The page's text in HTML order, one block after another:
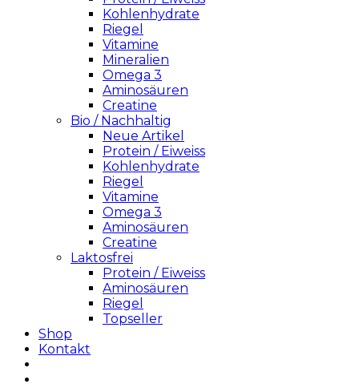
Kohlenhydrate
Riegel
Vitamine
Mineralien
Omega 3
Aminosäuren
Creatine
Bio / Nachhaltig
Neue Artikel
Protein / Eiweiss
Kohlenhydrate
Riegel
Vitamine
Omega 3
Aminosäuren
Creatine
Laktosfrei
Protein / Eiweiss
Aminosäuren
Riegel
Topseller
Shop
Kontakt